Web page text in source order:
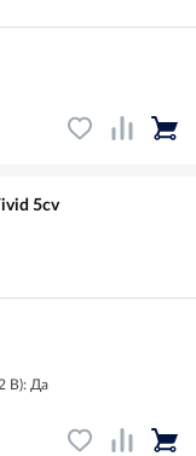
5cv
В): Да